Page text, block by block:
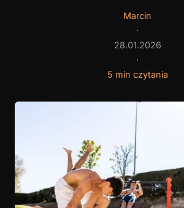
Marcin
·
28.01.2026
·
5 min czytania